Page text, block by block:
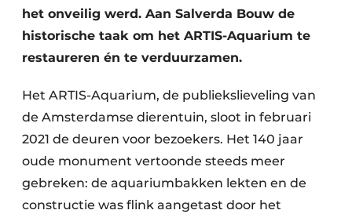
het onveilig werd. Aan Salverda Bouw de
historische taak om het ARTIS-Aquarium te
restaureren én te verduurzamen.
Het ARTIS-Aquarium, de publiekslieveling van
de Amsterdamse dierentuin, sloot in februari
2021 de deuren voor bezoekers. Het 140 jaar
oude monument vertoonde steeds meer
gebreken: de aquariumbakken lekten en de
constructie was flink aangetast door het